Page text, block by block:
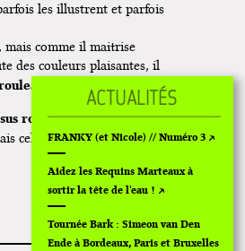
les illustrent et parfois
mais comme il maitrise
des couleurs plaisantes, il
roule en 4L, alors là oui,
celui de Moolinex),Tout
FRANKY (et Nicole) // Numéro 3
Aidez les Requins Marteaux à
sortir la tête de l'eau !
Tournée Bark : Simeon van Den
Ende à Bordeaux, Paris et Bruxelles